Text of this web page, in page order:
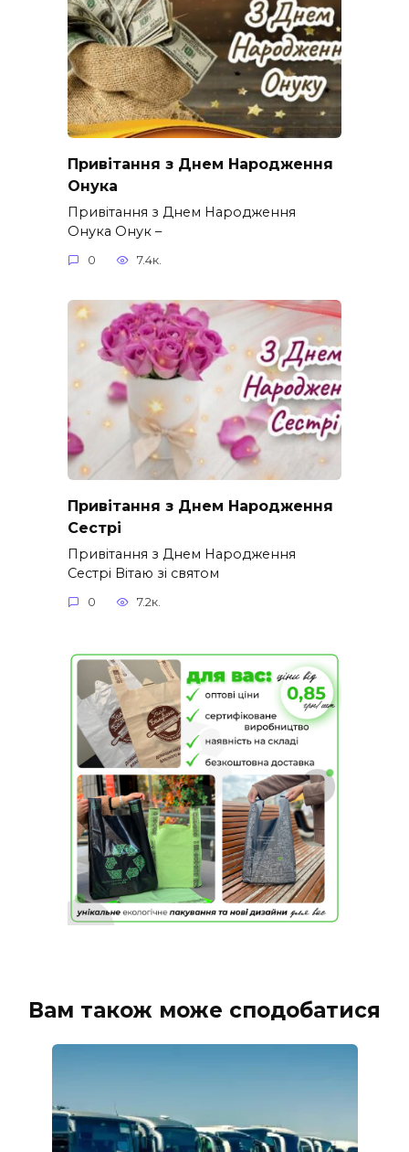
Привітання з Днем Народження
Онука
Привітання з Днем Народження
Онука Онук –
0 7.4к.
Привітання з Днем Народження
Сестрі
Привітання з Днем Народження
Сестрі Вітаю зі святом
0 7.2к.
Вам також може сподобатися